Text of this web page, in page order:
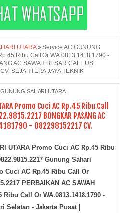
UTARA» Service AC GUNUNG
Ribu Call Or WA.0813.1418.1790 -
AC SAWAH BESAR CALL US
SEJAHTERA JAYA TEKNIK
SAHARI UTARA
Promo Cuci AC Rp.45 Ribu Call
BONGKAR PASANG AC
- 082298152217 CV.
UTARA Promo Cuci AC Rp.45 Ribu
Gunung Sahari
Cuci AC Rp.45 Ribu Call Or
PERBAIKAN AC SAWAH
Call Or WA.0813.1418.1790 -
Selatan - Jakarta Pusat |